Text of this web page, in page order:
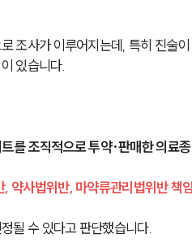
조사가 이루어지는데, 특히 진술
있습니다.
를 조직적으로 투약·판매한 의료종
, 약사법위반, 마약류관리법위반 책
될 수 있다고 판단했습니다.